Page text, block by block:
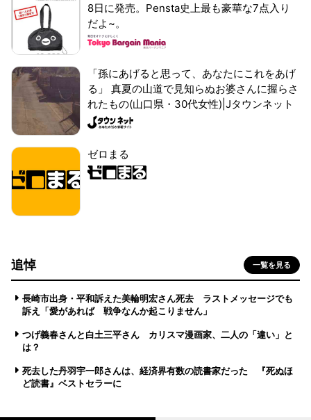
8日に発売。Pensta史上最も豪華な7点入り
だよ~。
「孫にあげると思って、あなたにこれをあげ
る」 真夏の山道で見知らぬお婆さんに握らさ
れたもの(山口県・30代女性)|Jタウンネット
ゼロまる
追悼 一覧を見る
長崎市出身・平和訴えた美輪明宏さん死去 ラストメッセージでも
訴え「愛があれば 戦争なんか起こりません」
つげ義春さんと白土三平さん カリスマ漫画家、二人の「違い」と
は？
死去した丹羽宇一郎さんは、経済界有数の読書家だった 『死ぬほ
ど読書』ベストセラーに